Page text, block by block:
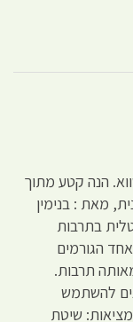
הנה קטע מתוך
מאת : בנימין
בתרבות
הגורמים
תרבות.
להשתמש
שיטת